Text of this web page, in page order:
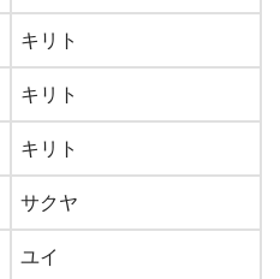
キリト
キリト
キリト
サクヤ
ユイ